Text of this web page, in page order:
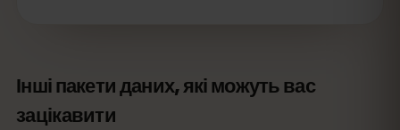
Інші пакети даних, які можуть вас
зацікавити